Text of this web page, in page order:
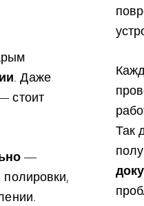
. Даже
стоит
—
Так